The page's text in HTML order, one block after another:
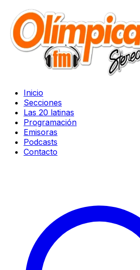
Inicio
Secciones
Las 20 latinas
Programación
Emisoras
Podcasts
Contacto